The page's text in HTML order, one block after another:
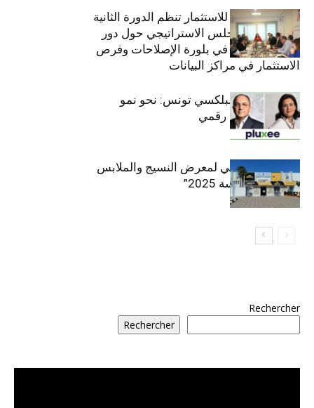
الهيئة التونسية للاستثمار تنظم الدورة الثانية
والعشرين للمجلس الاستراتيجي حول دور
القطاع الخاص في بلورة الإصلاحات وفرص
الاستثمار في مراكز البيانات
قيادة مزدوجة لبلكسي تونس: نحو نمو
متسارع وتحول رقمي
الافتتاح الرسمي لمعرض النسيج والملابس
“إنترتكس سوسة 2025”
Rechercher
Rechercher